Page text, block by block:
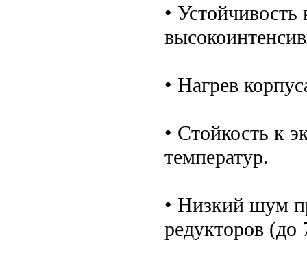
•
• Нагрев
• Стойкость к
температур.
• Низкий шум
редукторов (до